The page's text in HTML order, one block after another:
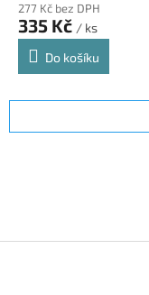
277 Kč bez DPH
335 Kč / ks
Do košíku